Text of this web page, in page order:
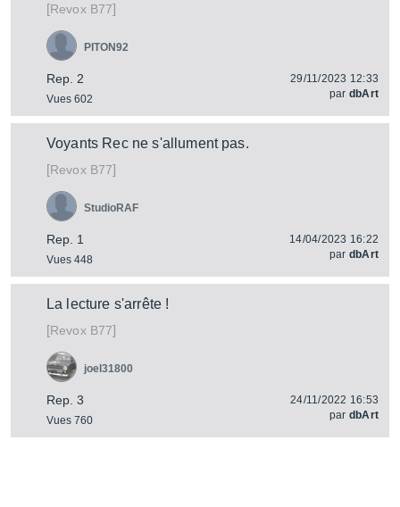
[RevoxB77]
Rep. 2
Vues 602
PITON92
29/11/2023 12:33
par dbArt
Voyants Rec ne s'allument pas.
[RevoxB77]
Rep. 1
Vues 448
StudioRAF
14/04/2023 16:22
par dbArt
La lecture s'arrête !
[RevoxB77]
Rep. 3
Vues 760
joel31800
24/11/2022 16:53
par dbArt